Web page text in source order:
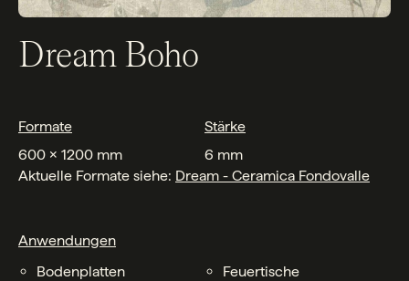
Dream Boho
Formate
Stärke
600 x 1200 mm
6 mm
Aktuelle Formate siehe: Dream - Ceramica Fondovalle
Anwendungen
Bodenplatten
Feuertische